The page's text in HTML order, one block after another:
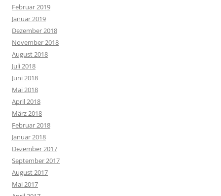
Februar 2019
Januar 2019
Dezember 2018
November 2018
August 2018
Juli 2018
Juni 2018
Mai 2018
April 2018
März 2018
Februar 2018
Januar 2018
Dezember 2017
September 2017
August 2017
Mai 2017